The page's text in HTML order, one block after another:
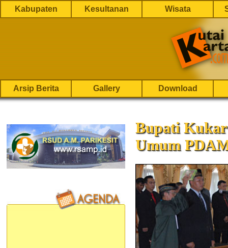
Kabupaten Kesultanan Wisata
Arsip Berita Gallery Download
Bupati
Umum